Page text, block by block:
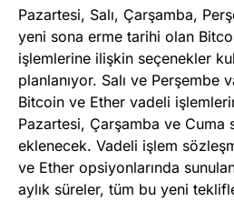
Pazartesi, Salı, Çarşamba,
yeni sona erme tarihi olan
işlemlerine ilişkin seçenekler
planlanıyor. Salı ve
Bitcoin ve Ether vadeli
Pazartesi, Çarşamba ve Cuma
eklenecek. Vadeli işlem
ve Ether opsiyonlarında
aylık süreler, tüm bu yeni